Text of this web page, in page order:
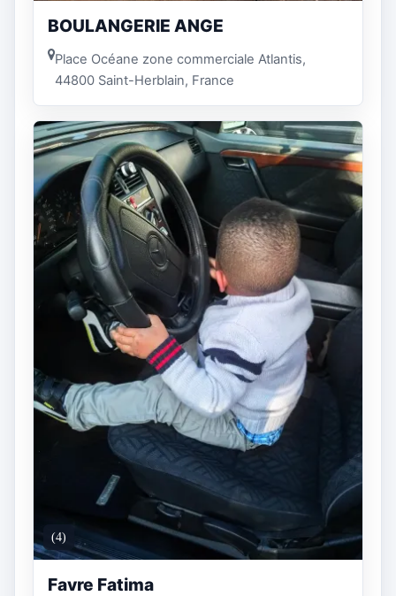
BOULANGERIE ANGE
Place Océane zone commerciale Atlantis,
44800 Saint-Herblain, France
(4)
Favre Fatima